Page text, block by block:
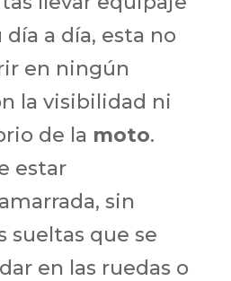
a día, esta no
en ningún
la visibilidad ni
de la moto.
estar
sin
sueltas que se
en las ruedas o